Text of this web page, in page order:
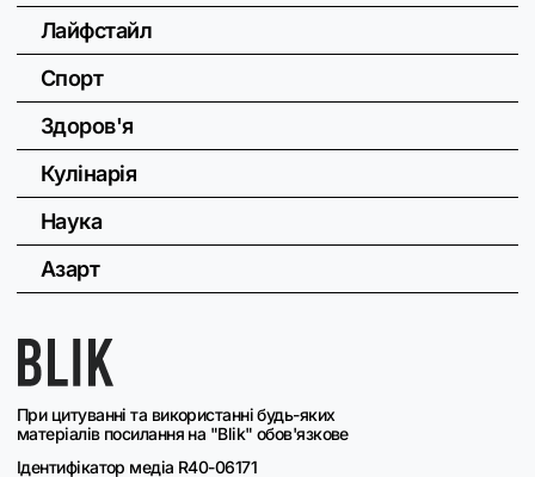
При цитуванні та використанні будь-яких
матеріалів посилання на "Blik" обов'язкове
Ідентифікатор медіа R40-06171
Лайфстайл
Спорт
Здоров'я
Кулінарія
Наука
Азарт